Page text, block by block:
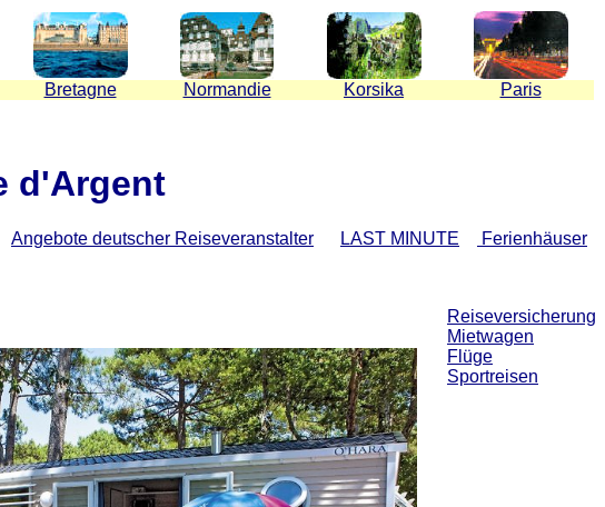
Bretagne Normandie Korsika Paris
d'Argent
Angebote deutscher Reiseveranstalter LAST MINUTE
Ferienhäuser
Reiseversicherung
Mietwagen
Flüge
Sportreisen